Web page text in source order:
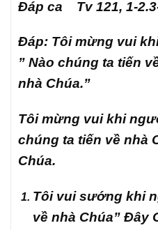
Đáp ca Tv 121, 1-
Đáp: Tôi mừng vui
” Nào chúng ta tiến
nhà Chúa.”
Tôi mừng vui khi
chúng ta tiến về nhà
Chúa.
Tôi vui sướng khi
về nhà Chúa” Đây